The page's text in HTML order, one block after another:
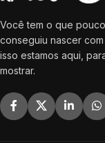
Você tem o que
conseguiu nascer
isso estamos aqui,
mostrar.